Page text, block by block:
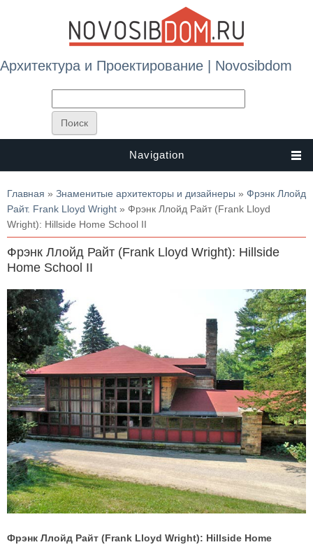
Архитектура и Проектирование | Novosibdom
Navigation
Вы здесь
Главная » Знаменитые архитекторы и дизайнеры » Фрэнк Ллойд
Райт. Frank Lloyd Wright » Фрэнк Ллойд Райт (Frank Lloyd
Wright): Hillside Home School II
Фрэнк Ллойд Райт (Frank Lloyd Wright): Hillside
Home School II
Фрэнк Ллойд Райт (Frank Lloyd Wright): Hillside Home